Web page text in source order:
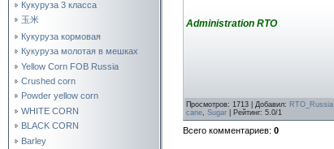
Кукуруза 3 класса
玉米
Кукуруза кормовая
Кукуруза молотая в мешках
Yellow Corn FOB Russia
Crushed corn
Powder yellow corn
WHITE CORN
BLACK CORN
Barley
Administration RTO
Просмотров: 1713 Добавил: RTO_Russia
cane Sugar Рейтинг: 5.0/1
Всего комментариев: 0